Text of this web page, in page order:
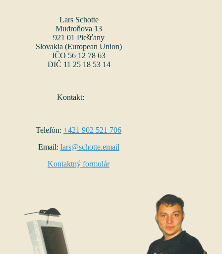
Lars Schotte
Mudroňova 13
921 01 Piešťany
Slovakia (European Union)
IČO 56 12 78 63
DIČ 11 25 18 53 14
Kontakt:
Telefón: +421 902 521 706
Email: lars@schotte.email
Kontaktný formulár